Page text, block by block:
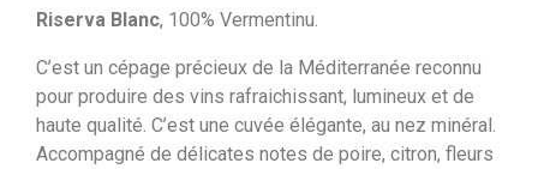
Riserva Blanc, 100% Vermentinu.
C’est un cépage précieux de la Méditerranée reconnu
pour produire des vins rafraichissant, lumineux et de
haute qualité. C’est une cuvée élégante, au nez minéral.
Accompagné de délicates notes de poire, citron, fleurs